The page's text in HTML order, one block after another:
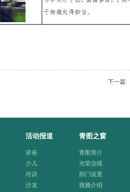
下一篇:
活动报道
讲座
少儿
培训
沙龙
青图之窗
青图简介
光荣业绩
部门设置
视频介绍